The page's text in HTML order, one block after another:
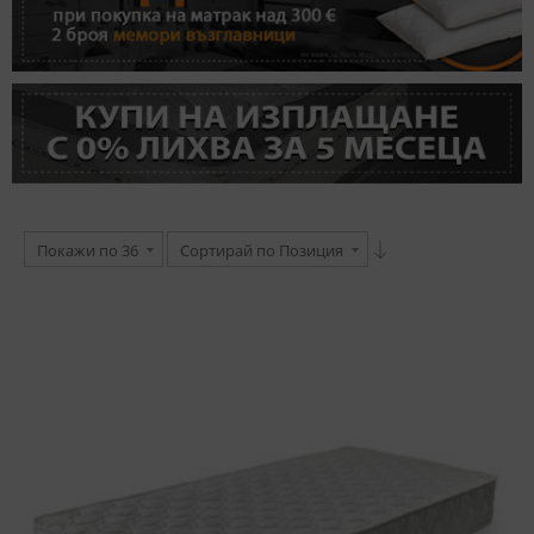
Покажи по 36 Сортирай по Позиция